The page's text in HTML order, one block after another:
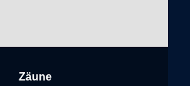
Zäune